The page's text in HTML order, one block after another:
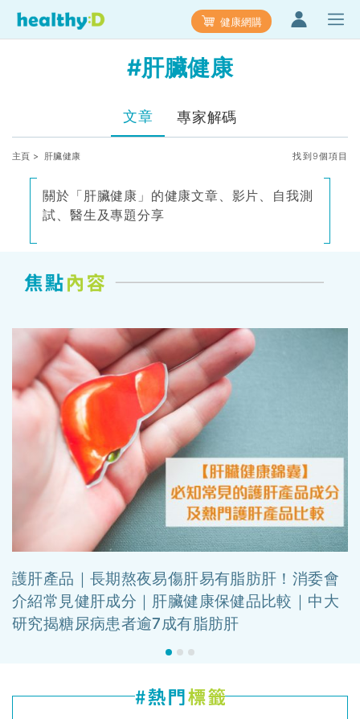
健康網購
#肝臟健康
文章 專家解碼
主頁 > 肝臟健康 找到9個項目
關於「肝臟健康」的健康文章、影片、自我測
試、醫生及專題分享
護肝產品｜長期熬夜易傷肝易有脂肪肝！消委會
介紹常見健肝成分｜肝臟健康保健品比較｜中大
研究揭糖尿病患者逾7成有脂肪肝